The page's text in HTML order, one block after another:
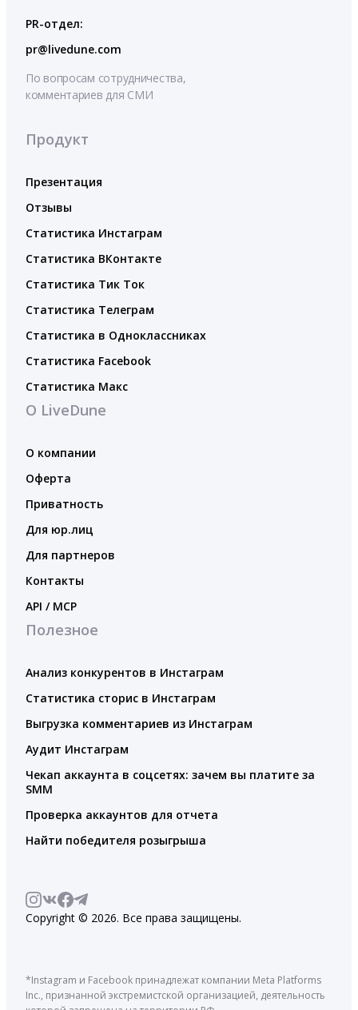
PR-отдел:
pr@livedune.com
По вопросам сотрудничества,
комментариев для СМИ
Продукт
Презентация
Отзывы
Статистика Инстаграм
Статистика ВКонтакте
Статистика Тик Ток
Статистика Телеграм
Статистика в Одноклассниках
Статистика Facebook
Статистика Макс
О LiveDune
О компании
Оферта
Приватность
Для юр.лиц
Для партнеров
Контакты
API / MCP
Полезное
Анализ конкурентов в Инстаграм
Статистика сторис в Инстаграм
Выгрузка комментариев из Инстаграм
Аудит Инстаграм
Чекап аккаунта в соцсетях: зачем вы платите за
SMM
Проверка аккаунтов для отчета
Найти победителя розыгрыша
Copyright © 2026. Все права защищены.
*Instagram и Facebook принадлежат компании Meta Platforms
Inc., признанной экстремистской организацией, деятельность